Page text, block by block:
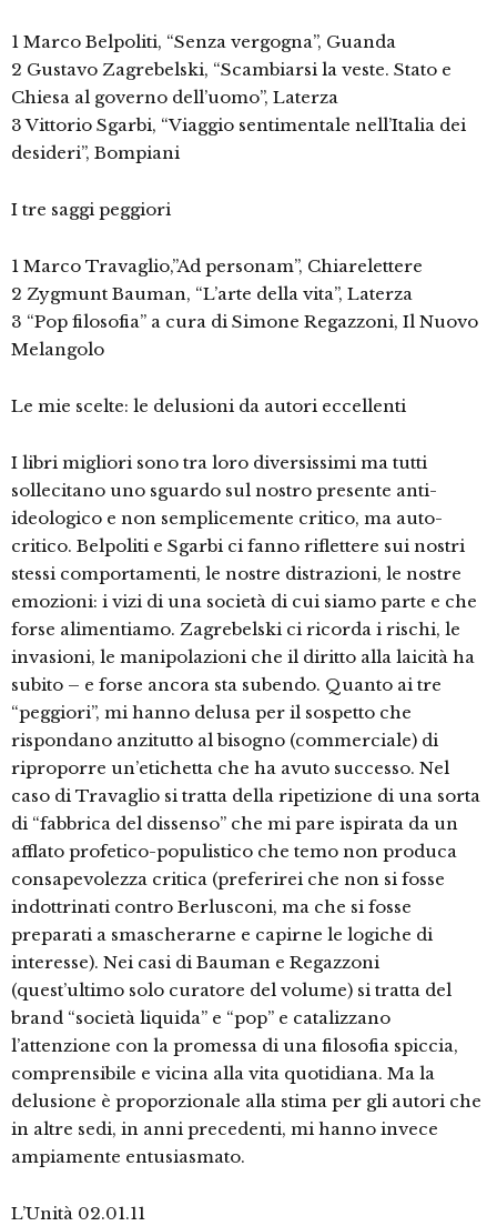
1 Marco Belpoliti, “Senza vergogna”, Guanda
2 Gustavo Zagrebelski, “Scambiarsi la veste. Stato e
Chiesa al governo dell’uomo”, Laterza
3 Vittorio Sgarbi, “Viaggio sentimentale nell’Italia dei
desideri”, Bompiani
I tre saggi peggiori
1 Marco Travaglio,”Ad personam”, Chiarelettere
2 Zygmunt Bauman, “L’arte della vita”, Laterza
3 “Pop filosofia” a cura di Simone Regazzoni, Il Nuovo
Melangolo
Le mie scelte: le delusioni da autori eccellenti
I libri migliori sono tra loro diversissimi ma tutti
sollecitano uno sguardo sul nostro presente anti-
ideologico e non semplicemente critico, ma auto-
critico. Belpoliti e Sgarbi ci fanno riflettere sui nostri
stessi comportamenti, le nostre distrazioni, le nostre
emozioni: i vizi di una società di cui siamo parte e che
forse alimentiamo. Zagrebelski ci ricorda i rischi, le
invasioni, le manipolazioni che il diritto alla laicità ha
subito – e forse ancora sta subendo. Quanto ai tre
“peggiori”, mi hanno delusa per il sospetto che
rispondano anzitutto al bisogno (commerciale) di
riproporre un’etichetta che ha avuto successo. Nel
caso di Travaglio si tratta della ripetizione di una sorta
di “fabbrica del dissenso” che mi pare ispirata da un
afflato profetico-populistico che temo non produca
consapevolezza critica (preferirei che non si fosse
indottrinati contro Berlusconi, ma che si fosse
preparati a smascherarne e capirne le logiche di
interesse). Nei casi di Bauman e Regazzoni
(quest’ultimo solo curatore del volume) si tratta del
brand “società liquida” e “pop” e catalizzano
l’attenzione con la promessa di una filosofia spiccia,
comprensibile e vicina alla vita quotidiana. Ma la
delusione è proporzionale alla stima per gli autori che
in altre sedi, in anni precedenti, mi hanno invece
ampiamente entusiasmato.
L’Unità 02.01.11